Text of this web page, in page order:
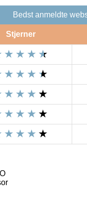
Bedst anmeldte
Stjerner